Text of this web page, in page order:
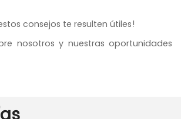
consejos te resulten útiles!
nosotros y nuestras oportunidades